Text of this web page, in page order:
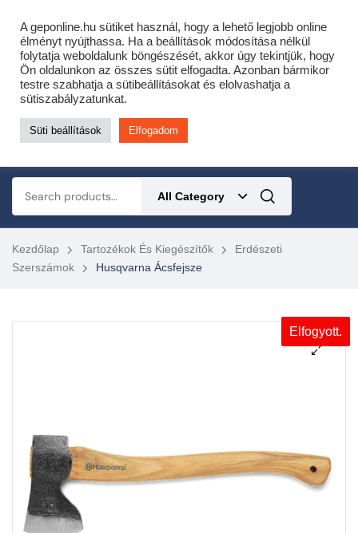
Cofidis expressz online áruhitel 0 % THM-el 10 hónapra!
Most minden akciós HQ láncfűrészhez ajándékba adunk egy fűrészláncot!
Részletek ide kattintva!
KERTÉSZETI – ERDÉSZETI – ÉPÍTŐIPARI GÉP WEBSHOP
All Category
Kezdőlap Tartozékok És Kiegészítők
Erdészeti
Szerszámok
Husqvarna Ácsfejsze
Elfogyott.
A geponline.hu sütiket használ, hogy a lehető legjobb online
élményt nyújthassa. Ha a beállítások módosítása nélkül
folytatja weboldalunk böngészését, akkor úgy tekintjük, hogy
Ön oldalunkon az összes sütit elfogadta. Azonban bármikor
testre szabhatja a sütibeállításokat és elolvashatja a
sütiszabályzatunkat.
Süti beállítások Elfogadom